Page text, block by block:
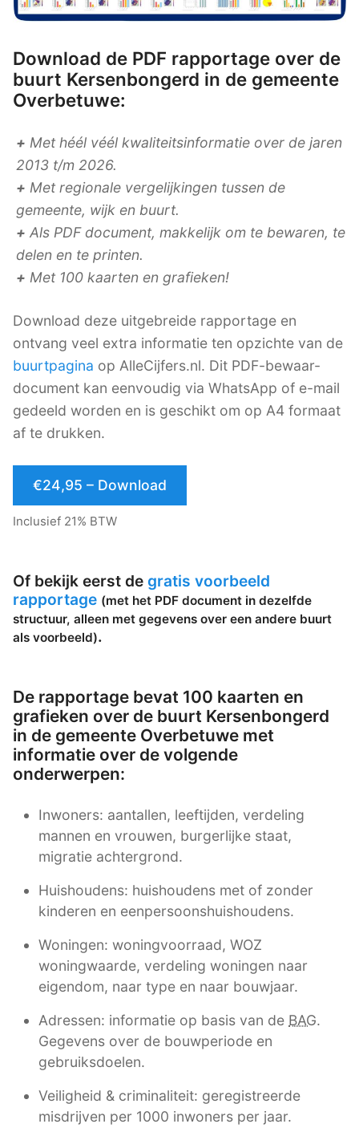
Download de PDF rapportage over de
buurt Kersenbongerd in de gemeente
Overbetuwe:
+ Met héél véél kwaliteitsinformatie over de jaren
2013 t/m 2026.
+ Met regionale vergelijkingen tussen de
gemeente, wijk en buurt.
+ Als PDF document, makkelijk om te bewaren, te
delen en te printen.
+ Met 100 kaarten en grafieken!
Download deze uitgebreide rapportage en
ontvang veel extra informatie ten opzichte van de
buurtpagina op AlleCijfers.nl. Dit PDF-bewaar-
document kan eenvoudig via WhatsApp of e-mail
gedeeld worden en is geschikt om op A4 formaat
af te drukken.
€24,95 – Download
Inclusief 21% BTW
Of bekijk eerst de gratis voorbeeld
rapportage (met het PDF document in dezelfde
structuur, alleen met gegevens over een andere buurt
als voorbeeld).
De rapportage bevat 100 kaarten en
grafieken over de buurt Kersenbongerd
in de gemeente Overbetuwe met
informatie over de volgende
onderwerpen:
Inwoners: aantallen, leeftijden, verdeling
mannen en vrouwen, burgerlijke staat,
migratie achtergrond.
Huishoudens: huishoudens met of zonder
kinderen en eenpersoonshuishoudens.
Woningen: woningvoorraad, WOZ
woningwaarde, verdeling woningen naar
eigendom, naar type en naar bouwjaar.
Adressen: informatie op basis van de BAG.
Gegevens over de bouwperiode en
gebruiksdoelen.
Veiligheid & criminaliteit: geregistreerde
misdrijven per 1000 inwoners per jaar.